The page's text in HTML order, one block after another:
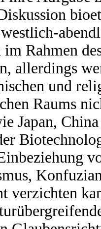
im Rahmen
allerdings
und
Raums
Japan,
verzichten